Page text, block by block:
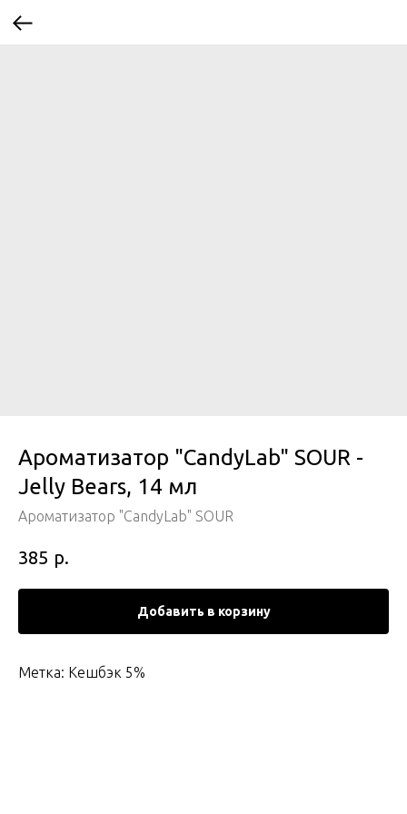
Ароматизатор "CandyLab" SOUR -
Jelly Bears, 14 мл
Ароматизатор "CandyLab" SOUR
385 р.
Добавить в корзину
Метка: Кешбэк 5%